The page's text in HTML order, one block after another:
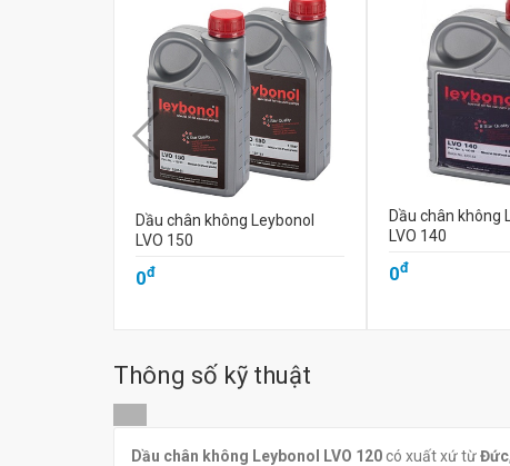
Dầu chân không Leybonol
LVO 150
0đ
Dầu chân không
LVO 140
0đ
Thông số kỹ thuật
Dầu chân không Leybonol LVO 120có xuất xứ từĐức